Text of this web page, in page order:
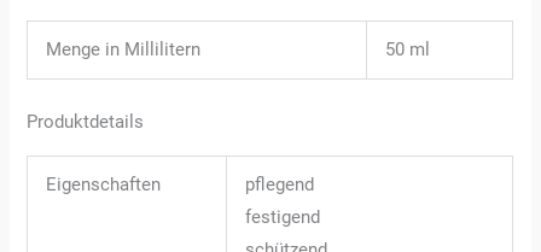
Menge in Millilitern 50 ml
Produktdetails
Eigenschaften
pflegend
festigend